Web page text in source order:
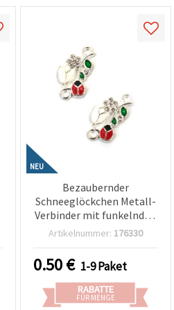
NEU
Bezaubernder
Schneeglöckchen Metall-
Verbinder mit funkelnden
Kristallen und
Silberfarbe, 22x12x3 mm,
Loch 2 mm – 2 Stück
Artikelnummer: 176330
0.50€ 1-9 Paket
RABATTE
FÜR MENGE